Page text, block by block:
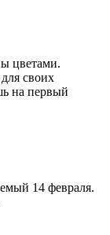
цветами.
своих
на первый
14 февраля.